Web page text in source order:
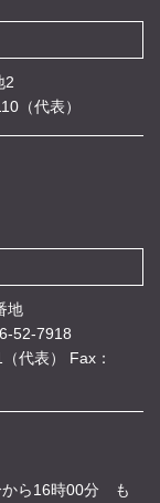
2
（代表）
地
52-7918
代表）
Fax：
から16時00分 も